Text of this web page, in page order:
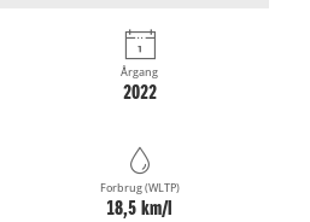
Årgang
2022
Forbrug (WLTP)
18,5 km/l